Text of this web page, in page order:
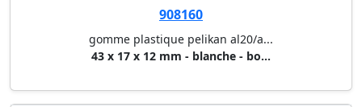
908160
gomme plastique pelikan al20/a...
43 x 17 x 12 mm - blanche - bo...